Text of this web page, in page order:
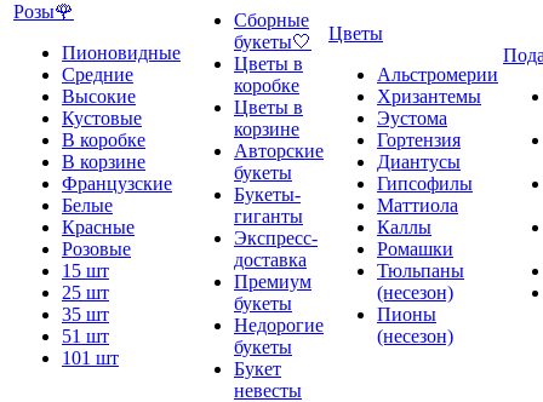
Розы🌹
Пионовидные
Средние
Высокие
Кустовые
В коробке
В корзине
Французские
Белые
Красные
Розовые
15 шт
25 шт
35 шт
51 шт
101 шт
Сборные
букеты🤍
Цветы в
коробке
Цветы в
корзине
Авторские
букеты
Букеты-
гиганты
Экспресс-
доставка
Премиум
букеты
Недорогие
букеты
Букет
невесты
Цветы
Альстромерии
Хризантемы
Эустома
Гортензия
Диантусы
Гипсофилы
Маттиола
Каллы
Ромашки
Тюльпаны
(несезон)
Пионы
(несезон)